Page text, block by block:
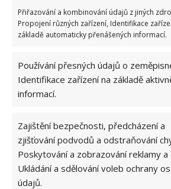
Přiřazování a kombinování údajů z jiných
Propojení různých zařízení, Identifikace
základě automaticky přenášených informací.
Používání přesných údajů o
Identifikace zařízení na základě
informací.
Zajištění bezpečnosti, předcházení a
zjišťování podvodů a odstraňování
Poskytování a zobrazování reklamy a
Ukládání a sdělování voleb ochrany
údajů.
DOMÁCÍ POSTŘIK PĚSTOVÁNÍ
Jiří Kolář
Absolvent